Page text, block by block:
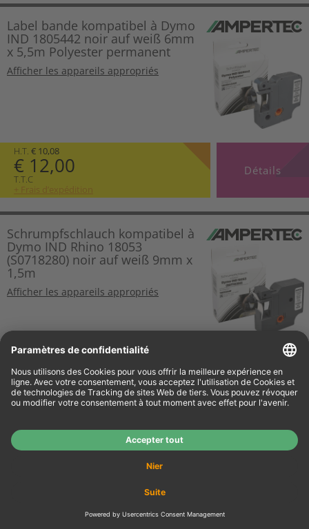
Label bande kompatibel à Dymo
IND 1805442 noir auf weiß 6mm
x 5,5m Polyester permanent
Afficher les appareils appropriés
H.T. € 10,08
€ 12,00
T.T.C
+ Frais d’expédition
Détails
Schrumpfschlauch kompatibel à
Dymo IND Rhino 18053
(S0718280) noir auf weiß 9mm x
1,5m
Afficher les appareils appropriés
€ 20,99
T.T.C
+ Frais d’expédition
Détails
Dymo Label bande IND 18483
(S0718210) noir auf weiß 12mm
x 5,5m Polyester permanent